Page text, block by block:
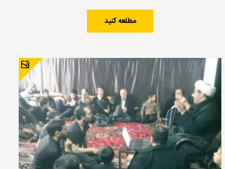
مطلعه کنید